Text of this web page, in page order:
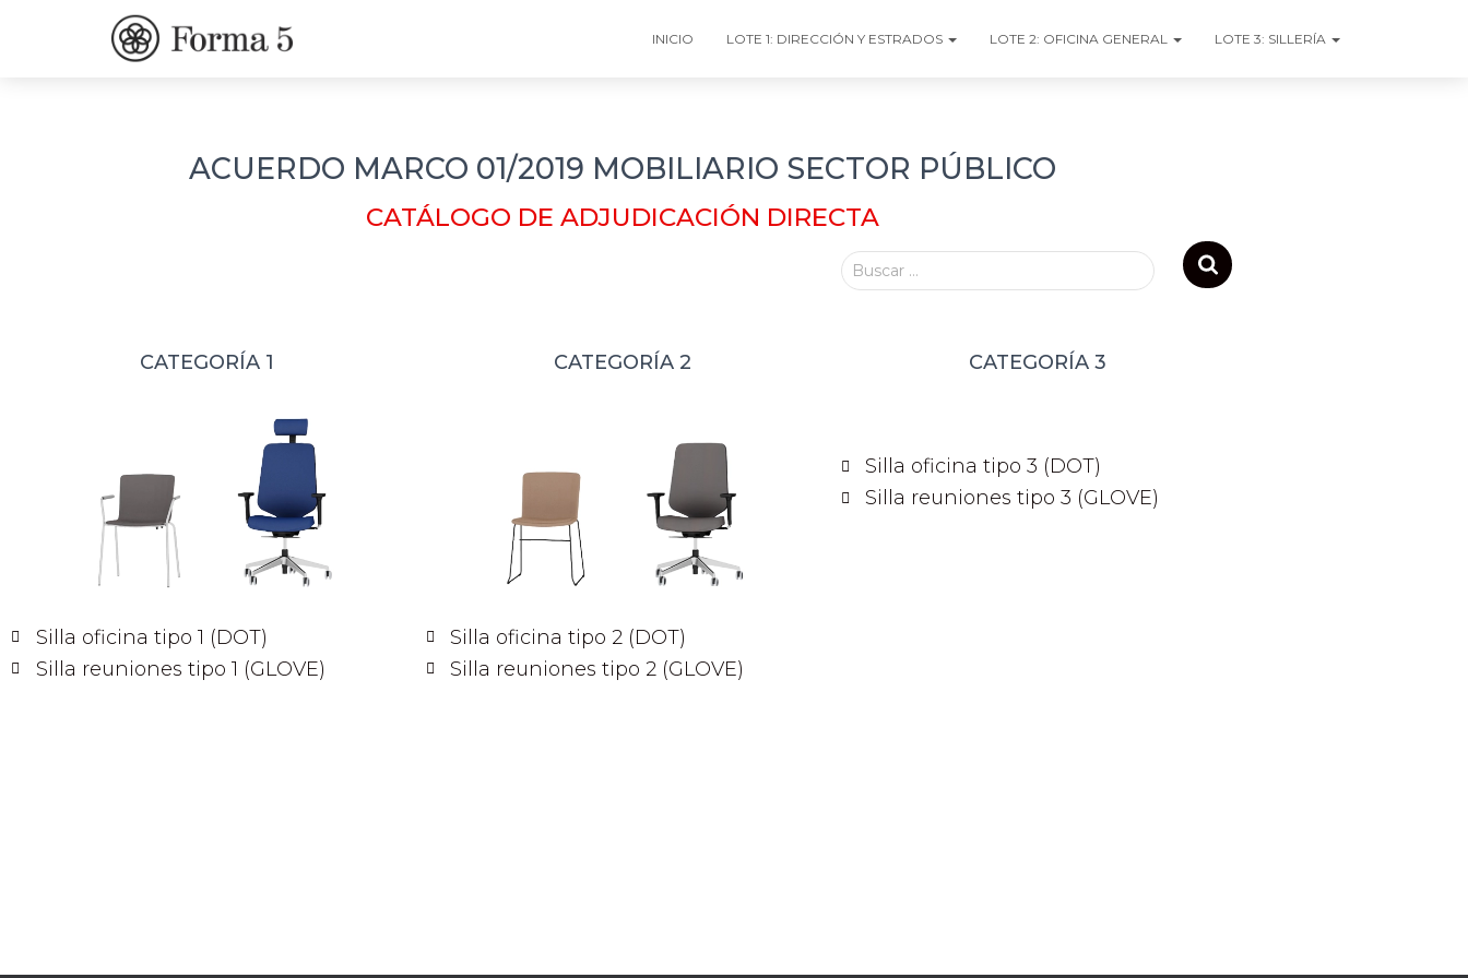
INICIO LOTE 1: DIRECCIÓN Y ESTRADOS LOTE 2: OFICINA GENERAL LOTE 3: SILLERÍA
ACUERDO MARCO 01/2019 MOBILIARIO SECTOR PÚBLICO
CATÁLOGO DE ADJUDICACIÓN DIRECTA
Buscar …
CATEGORÍA 1
Silla oficina tipo 1 (DOT)
Silla reuniones tipo 1 (GLOVE)
CATEGORÍA 2
Silla oficina tipo 2 (DOT)
Silla reuniones tipo 2 (GLOVE)
CATEGORÍA 3
Silla oficina tipo 3 (DOT)
Silla reuniones tipo 3 (GLOVE)